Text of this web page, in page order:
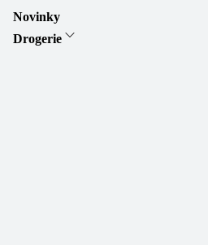
Novinky
Drogerie